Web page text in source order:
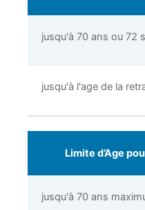
jusqu'à 70 ans ou 72
jusqu'à l'age de la
Limite d’Age
jusqu'à 70 ans